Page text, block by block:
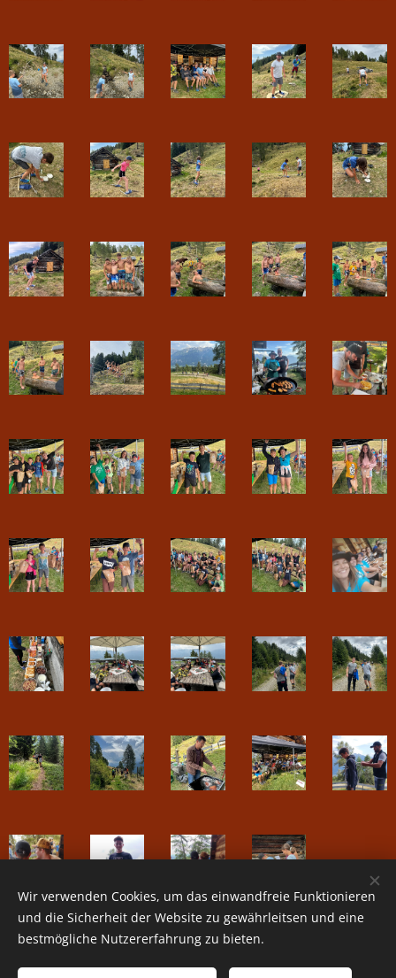
© 2026 Trachtenkapelle Dellach im Drautal
Wir verwenden Cookies, um das einwandfreie Funktionieren
und die Sicherheit der Website zu gewährleitsen und eine
bestmögliche Nutzererfahrung zu bieten.